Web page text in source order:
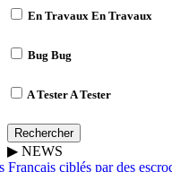
En Travaux En Travaux
Bug Bug
A TesterA Tester
Rechercher
▶ NEWS
Français ciblés par des